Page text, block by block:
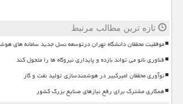
تازه ترین مطالب مرتبط
موفقیت محققان دانشگاه تهران درتوسعه نسل جدید سامانه های
فناوری نانو می تواند بازده و پایداری نیروگاه ها را متحول کند
نوآوری محققان امیرکبیر در هوشمندسازی تولید نفت و گاز
همکاری مشترک برای رفع نیازهای صنایع بزرگ کشور